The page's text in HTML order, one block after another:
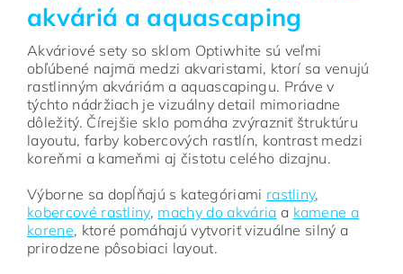
akváriá a aquascaping
Akváriové sety so sklom Optiwhite sú veľmi
obľúbené najmä medzi akvaristami, ktorí sa venujú
rastlinným akváriám a aquascapingu. Práve v
týchto nádržiach je vizuálny detail mimoriadne
dôležitý. Čírejšie sklo pomáha zvýrazniť štruktúru
layoutu, farby kobercových rastlín, kontrast medzi
koreňmi a kameňmi aj čistotu celého dizajnu.
Výborne sa dopĺňajú s kategóriami rastliny,
kobercové rastliny, machy do akvária a kamene a
korene, ktoré pomáhajú vytvoriť vizuálne silný a
prirodzene pôsobiaci layout.